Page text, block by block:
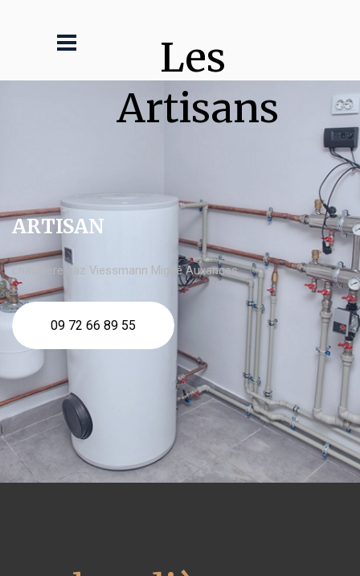
Les
Artisans
ARTISAN
chaudière gaz Viessmann Migné Auxances
09 72 66 89 55